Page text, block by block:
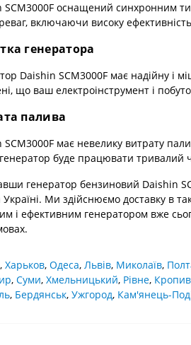
SCM3000F оснащений синхронним
включаючи високу
генератора
Daishin SCM3000F має надійну і
що ваш електроінструмент і
палива
SCM3000F має невелику витрату
генератор буде працювати
генератор бензиновий Daishin
Україні. Ми здійснюємо доставку в
і ефективним генератором вже
, Харьков, Одеса, Львів, Миколаїв,
, Суми, Хмельницький, Рівне,
, Бердянськ, Ужгород, Кам'янець-